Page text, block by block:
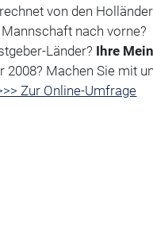
von den
nach vorne?
Länder? Ihre
Machen Sie mit
Zur Online-Umfrage